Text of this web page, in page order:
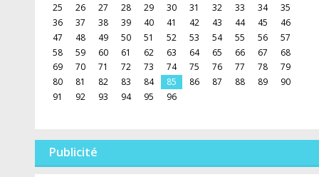
25
26 27 28 29 30 31 32 33 34
35
36
37 38 39 40 41 42 43 44 45
46
47
48 49 50 51 52 53 54 55 56
57
58
59 60 61 62 63 64 65 66 67
68
69
70 71 72 73 74 75 76 77 78
79
80
81 82 83 84 85 86 87 88 89
90
91
92 93 94 95 96
Publicité